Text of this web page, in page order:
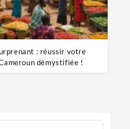
: réussir votre
démystifiée !